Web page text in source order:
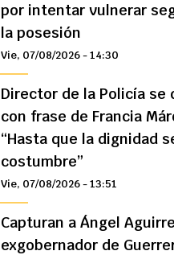
por intentar vulnerar
la posesión
Vie, 07/08/2026 - 14:30
Director de la Policía se
con frase de Francia
“Hasta que la dignidad
costumbre”
Vie, 07/08/2026 - 13:51
Capturan a Ángel
exgobernador de